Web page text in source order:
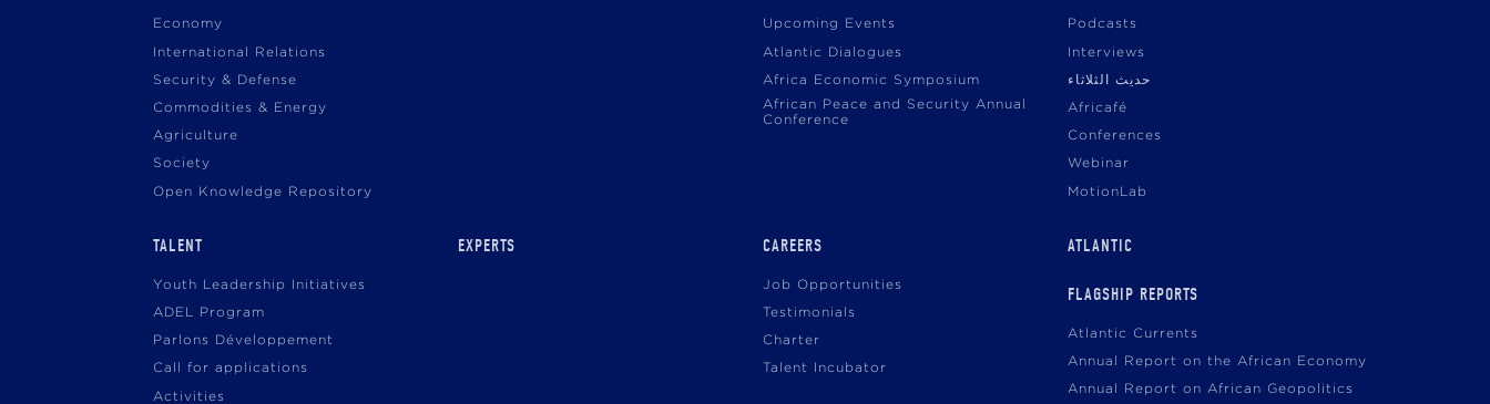
Economy
International Relations
Security & Defense
Commodities & Energy
Agriculture
Society
Open Knowledge Repository
Upcoming Events
Atlantic Dialogues
Africa Economic Symposium
African Peace and Security Annual
Conference
Podcasts
Interviews
حديث الثلاثاء
Africafé
Conferences
Webinar
MotionLab
TALENT
Youth Leadership Initiatives
ADEL Program
Parlons Développement
Call for applications
Activities
EXPERTS CAREERS
Job Opportunities
Testimonials
Charter
Talent Incubator
ATLANTIC
FLAGSHIP REPORTS
Atlantic Currents
Annual Report on the African Economy
Annual Report on African Geopolitics